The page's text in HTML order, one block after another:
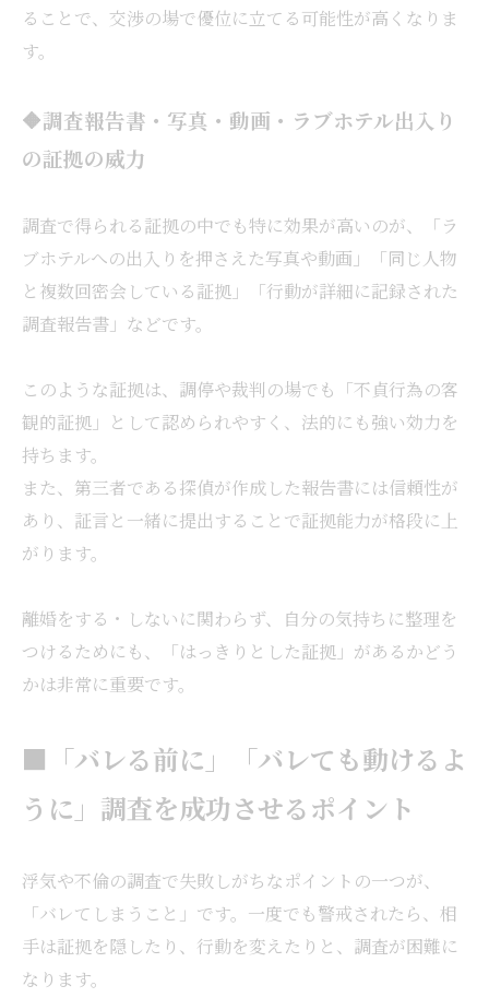
ることで、交渉の場で優位に立てる可能性が高くなりま
す。
🔶調査報告書・写真・動画・ラブホテル出入り
の証拠の威力
調査で得られる証拠の中でも特に効果が高いのが、「ラ
ブホテルへの出入りを押さえた写真や動画」「同じ人物
と複数回密会している証拠」「行動が詳細に記録された
調査報告書」などです。
このような証拠は、調停や裁判の場でも「不貞行為の客
観的証拠」として認められやすく、法的にも強い効力を
持ちます。
また、第三者である探偵が作成した報告書には信頼性が
あり、証言と一緒に提出することで証拠能力が格段に上
がります。
離婚をする・しないに関わらず、自分の気持ちに整理を
つけるためにも、「はっきりとした証拠」があるかどう
かは非常に重要です。
■「バレる前に」「バレても動けるよ
うに」調査を成功させるポイント
浮気や不倫の調査で失敗しがちなポイントの一つが、
「バレてしまうこと」です。一度でも警戒されたら、相
手は証拠を隠したり、行動を変えたりと、調査が困難に
なります。